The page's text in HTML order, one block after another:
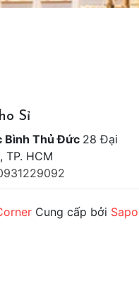
Sỉ
Bình Thủ Đức 28 Đại
TP. HCM
Cung cấp bởi Sapo